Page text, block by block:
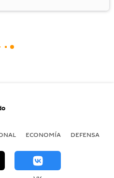
ECONOMÍA DEFENSA